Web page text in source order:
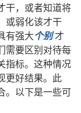
干，或者知道将
或弱化该才干
有强大个别才
需要区别对待每
指标。这种情况
更好结果。此
。以下是一些可